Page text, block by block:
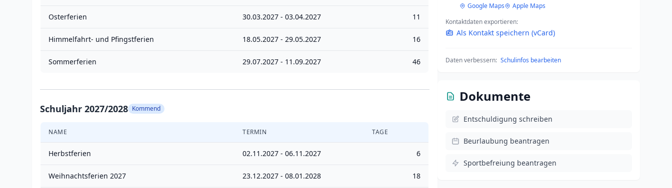
Osterferien 30.03.2027 - 03.04.2027 11
Himmelfahrt- und Pfingstferien 18.05.2027 - 29.05.2027 16
Sommerferien 29.07.2027 - 11.09.2027 46
Schuljahr 2027/2028 Kommend
NAME TERMIN TAGE
Herbstferien 02.11.2027 - 06.11.2027 6
Weihnachtsferien 2027 23.12.2027 - 08.01.2028 18
Google Maps
Apple Maps
Kontaktdaten exportieren:
Als Kontakt speichern (vCard)
Daten verbessern: Schulinfos bearbeiten
Dokumente
Entschuldigung schreiben
Beurlaubung beantragen
Sportbefreiung beantragen